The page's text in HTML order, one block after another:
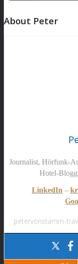
About Peter
Journalist, Hörfunk-
Hotel-
LinkedIn –
petervonstamm-